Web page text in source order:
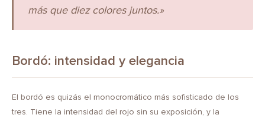
más que diez colores juntos.»
Bordó: intensidad y elegancia
El bordó es quizás el monocromático más sofisticado de los
tres. Tiene la intensidad del rojo sin su exposición, y la